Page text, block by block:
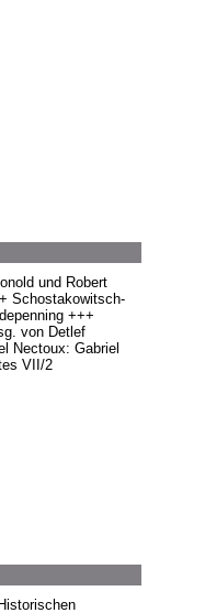
und Robert
Schostakowitsch-
+++
von Detlef
Nectoux: Gabriel
VII/2